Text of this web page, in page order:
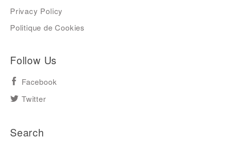
Privacy Policy
Politique de Cookies
Follow Us
Facebook
Twitter
Search